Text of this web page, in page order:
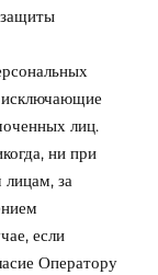
защиты
лиц.
ни при
лицам, за
если
Оператору